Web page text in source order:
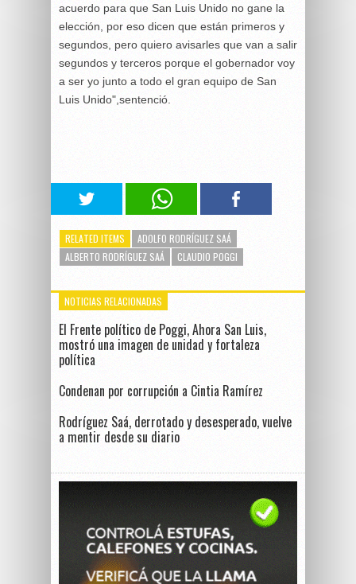
acuerdo para que San Luis Unido no gane la
elección, por eso dicen que están primeros y
segundos, pero quiero avisarles que van a salir
segundos y terceros porque el gobernador voy
a ser yo junto a todo el gran equipo de San
Luis Unido",sentenció.
RELATED ITEMS
ADOLFO RODRÍGUEZ SAÁ
ALBERTO RODRÍGUEZ SAÁ
CLAUDIO POGGI
NOTICIAS RELACIONADAS
El Frente político de Poggi, Ahora San Luis,
mostró una imagen de unidad y fortaleza
política
Condenan por corrupción a Cintia Ramírez
Rodríguez Saá, derrotado y desesperado, vuelve
a mentir desde su diario